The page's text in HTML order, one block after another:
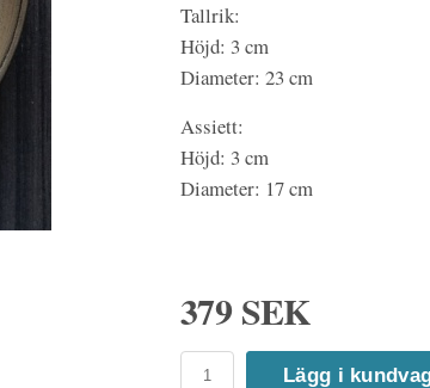
Tallrik:
Höjd: 3 cm
Diameter: 23 cm
Assiett:
Höjd: 3 cm
Diameter: 17 cm
379 SEK
Lägg i